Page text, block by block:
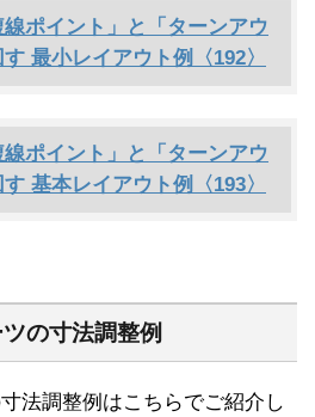
線ポイント」と「ターンアウ
す 最小レイアウト例〈192〉
線ポイント」と「ターンアウ
す 基本レイアウト例〈193〉
の寸法調整例
法調整例はこちらでご紹介し